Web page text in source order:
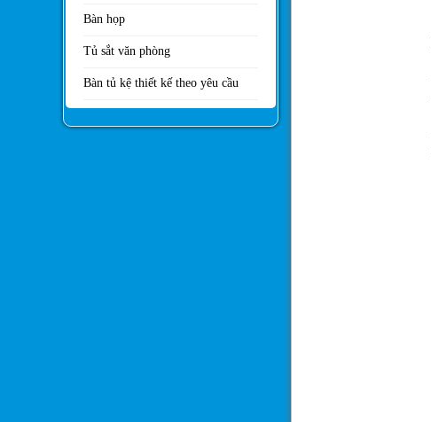
Bàn họp
Tủ sắt văn phòng
Bàn tủ kệ thiết kế theo yêu cầu